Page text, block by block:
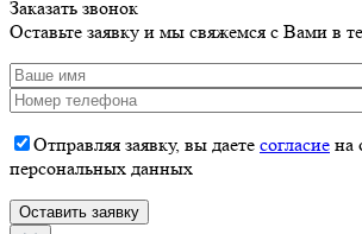
Заказать звонок
Оставьте заявку и мы свяжемся с Вами в
Отправляя заявку, вы даете согласие на
персональных данных